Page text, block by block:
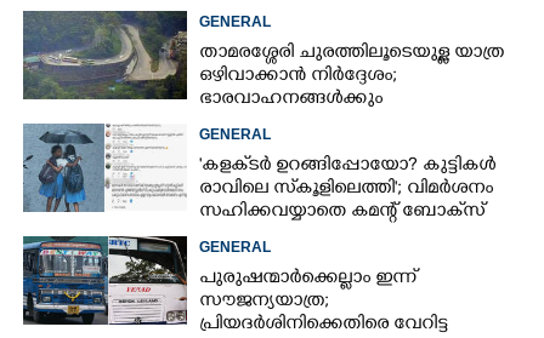
GENERAL
താമരശ്ശേരി ചുരത്തിലൂടെയുള്ള യാത്ര
ഒഴിവാക്കാൻ നിർദ്ദേശം;
ഭാരവാഹനങ്ങൾക്കും
നിയന്ത്രണം
GENERAL
'കളക്‌ടർ ഉറങ്ങിപ്പോയോ? കുട്ടികൾ
രാവിലെ സ്‌കൂളിലെത്തി'; വിമർശനം
സഹിക്കവയ്യാതെ കമന്റ് ബോക്‌സ്
GENERAL
പുരുഷന്മാർക്കെല്ലാം ഇന്ന്
സൗജന്യയാത്ര;
പ്രിയദർശിനിക്കെതിരെ വേറിട്ട